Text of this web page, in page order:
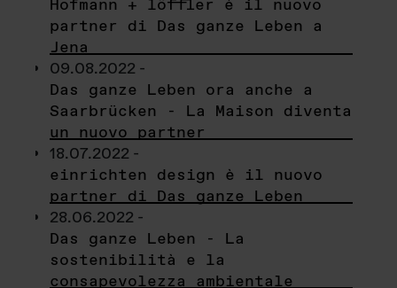
Hofmann + löffler è il nuovo
partner di Das ganze Leben a
Jena
09.08.2022 -
Das ganze Leben ora anche a
Saarbrücken - La Maison diventa
un nuovo partner
18.07.2022 -
einrichten design è il nuovo
partner di Das ganze Leben
28.06.2022 -
Das ganze Leben - La
sostenibilità e la
consapevolezza ambientale